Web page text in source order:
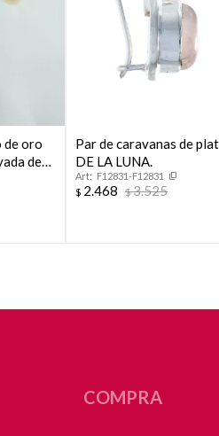
de oro
de
Par de caravanas de
DE LA LUNA.
F12831-F12831
$ 2.468 $3.525
COMPRA